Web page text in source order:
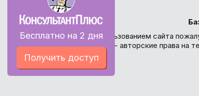
Бесплатно на 2 дня
Получить доступ
Перед использованием сайта
внимание - авторские права на